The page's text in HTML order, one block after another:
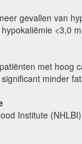
gevallen van
<3,0
met hoog
minder
Institute